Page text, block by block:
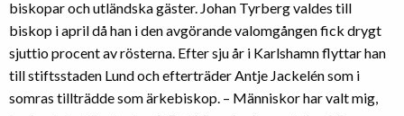
biskopar och utländska gäster. Johan Tyrberg valdes till
biskop i april då han i den avgörande valomgången fick drygt
sjuttio procent av rösterna. Efter sju år i Karlshamn flyttar han
till stiftsstaden Lund och efterträder Antje Jackelén som i
somras tillträdde som ärkebiskop. – Människor har valt mig,